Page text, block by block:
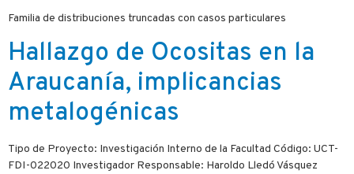
Familia de distribuciones truncadas con casos particulares
Hallazgo de Ocositas en la
Araucanía, implicancias
metalogénicas
Tipo de Proyecto: Investigación Interno de la Facultad Código: UCT-
FDI-022020 Investigador Responsable: Haroldo Lledó Vásquez